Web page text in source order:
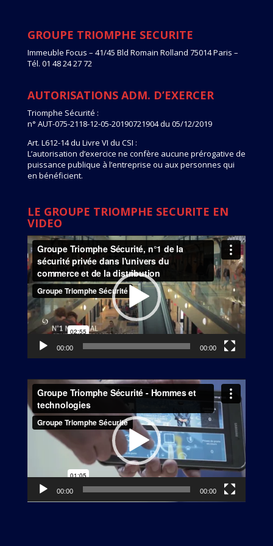
GROUPE TRIOMPHE SECURITE
Immeuble Focus – 41/45 Bld Romain Rolland 75014 Paris –
Tél. 01 48 24 27 72
AUTORISATIONS ADM. D’EXERCER
Triomphe Sécurité :
n° AUT-075-2118-12-05-20190721904 du 05/12/2019
Art. L612-14 du Livre VI du CSI :
L’autorisation d’exercice ne confère aucune prérogative de
puissance publique à l’entreprise ou aux personnes qui
en bénéficient.
LE GROUPE TRIOMPHE SECURITE EN
VIDEO
Lecteur
vidéo
00:00 00:00
Lecteur
vidéo
00:00 00:00